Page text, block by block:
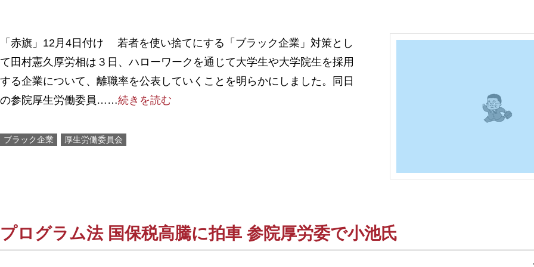
「赤旗」12月4日付け 若者を使い捨てにする「ブラック企業」対策とし
て田村憲久厚労相は３日、ハローワークを通じて大学生や大学院生を採用
する企業について、離職率を公表していくことを明らかにしました。同日
の参院厚生労働委員……続きを読む
ブラック企業 厚生労働委員会
プログラム法 国保税高騰に拍車 参院厚労委で小池氏